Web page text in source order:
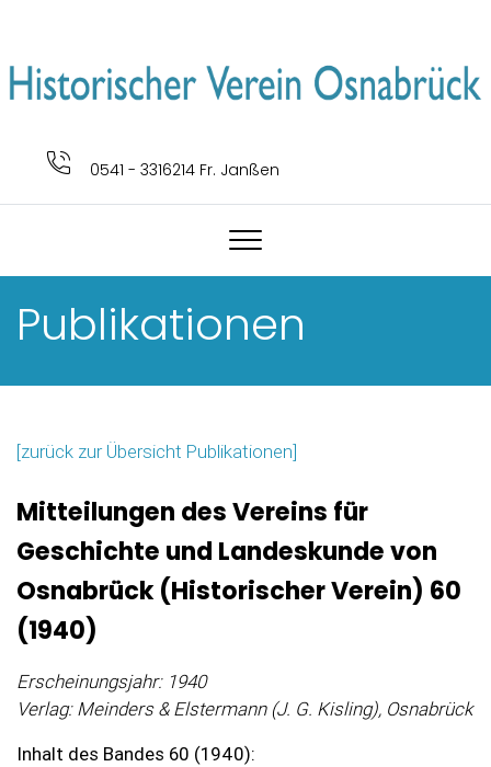
0541 - 3316214 Fr. Janßen
Publikationen
[zurück zur Übersicht Publikationen]
Mitteilungen des Vereins für
Geschichte und Landeskunde von
Osnabrück (Historischer Verein) 60
(1940)
Erscheinungsjahr: 1940
Verlag: Meinders & Elstermann (J. G. Kisling), Osnabrück
Inhalt des Bandes 60 (1940):